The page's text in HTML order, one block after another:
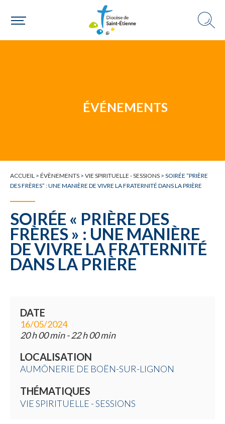
ÉVÉNEMENTS
ACCUEIL > ÉVÈNEMENTS > VIE SPIRITUELLE - SESSIONS > SOIRÉE “PRIÈRE
DES FRÈRES” : UNE MANIÈRE DE VIVRE LA FRATERNITÉ DANS LA PRIÈRE
SOIRÉE « PRIÈRE DES
FRÈRES » : UNE MANIÈRE
DE VIVRE LA FRATERNITÉ
DANS LA PRIÈRE
DATE
16/05/2024
20 h 00 min - 22 h 00 min
LOCALISATION
AUMÔNERIE DE BOËN-SUR-LIGNON
THÉMATIQUES
VIE SPIRITUELLE - SESSIONS